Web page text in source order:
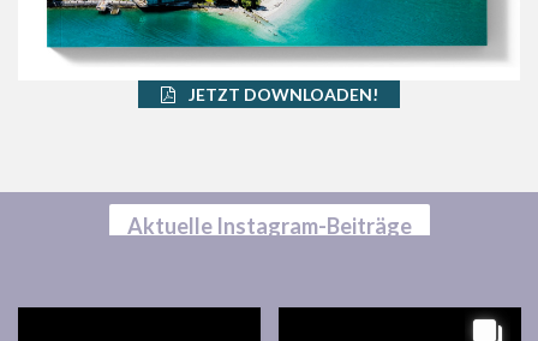
JETZT DOWNLOADEN!
Aktuelle Instagram-Beiträge